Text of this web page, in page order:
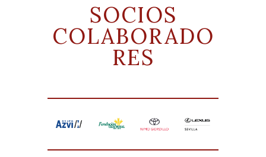
SOCIOS
COLABORADO
RES